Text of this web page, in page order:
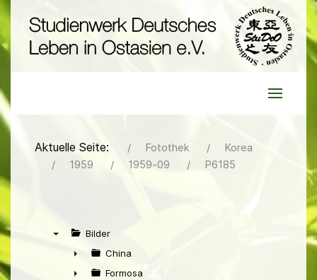
Aktuelle Seite: Fotothek
Korea
1959
1959-09 P6185
Bilder
►
China
Formosa